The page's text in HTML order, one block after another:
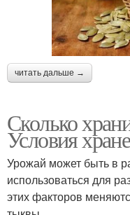
читать дальше →
Сколько
Условия
Урожай может быть в
использоваться для
этих факторов